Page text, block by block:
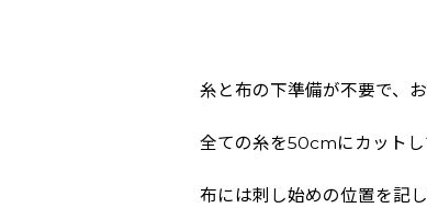
糸と布の下準備が不要で、
全ての糸を50cmにカットし
布には刺し始めの位置を記